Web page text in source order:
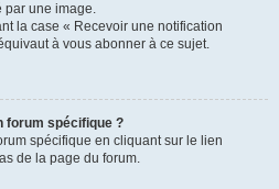
par une image.
la case « Recevoir une notification
à vous abonner à ce sujet.
forum spécifique ?
spécifique en cliquant sur le lien
de la page du forum.